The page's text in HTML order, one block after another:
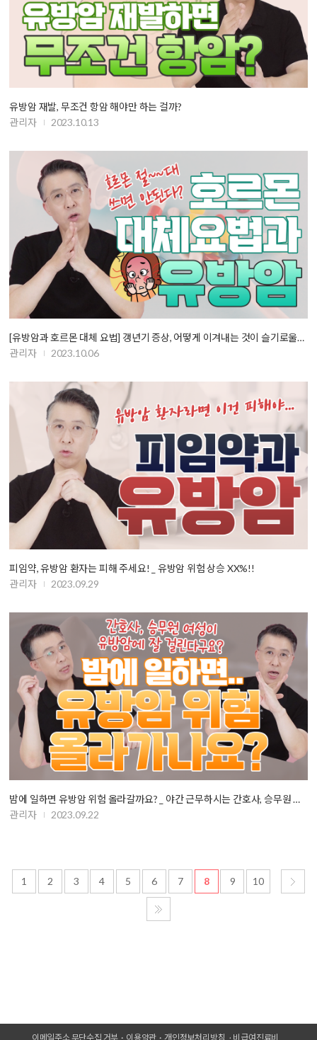
유방암 재발, 무조건 항암 해야만 하는 걸까?
관리자
2023.10.13
[유방암과 호르몬 대체 요법] 갱년기 증상, 어떻게 이겨내는 것이 슬기로울…
관리자
2023.10.06
피임약, 유방암 환자는 피해 주세요! _ 유방암 위험 상승 XX%!!
관리자
2023.09.29
밤에 일하면 유방암 위험 올라갈까요? _ 야간 근무하시는 간호사, 승무원 분…
관리자
2023.09.22
1 2 3 4 5 6 7 8 9 10
이메일주소 무단수집 거부 이용약관 개인정보처리방침 비급여진료비